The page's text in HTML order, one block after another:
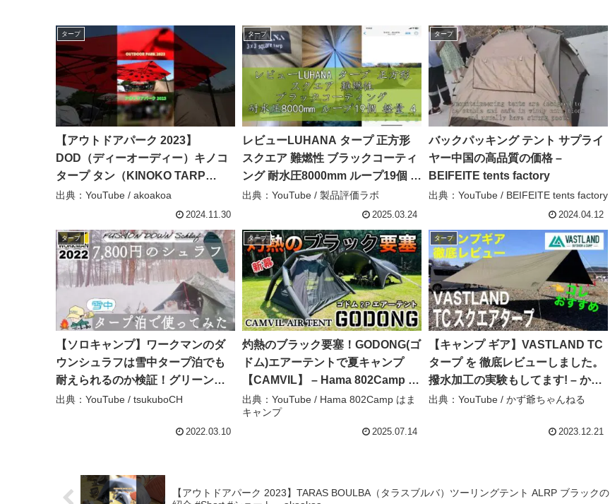
タープ
【アウトドアパーク 2023】
DOD（ディーオーディー）キノコ
タープ タン（KINOKO TARP
TAN）TT5-928-TN 自立式ワンタッ
チタープの紹介 #Short #ショート
– akoakoa
出典：YouTube / akoakoa
2024.11.30
タープ
レビューLUHANA タープ 正方形
スクエア 難燃性 ブラックコーティ
ング 耐水圧8000mm ループ19個 軽
量 4mx4m / 3.5mx3.5m / 3mx3m
((難燃性ブラックコーティング – 製
品評価ラボ
出典：YouTube / 製品評価ラボ
2025.03.24
タープ
バックパッキング テント サプライ
ヤー中国の高品質の価格 –
BEIFEITE tents factory
出典：YouTube / BEIFEITE tents factory
2024.04.12
タープ
【ソロキャンプ】ワークマンのダ
ウンシュラフは雪中タープ泊でも
耐えられるのか検証！グリーンシ
ートキャンプ2022解禁！！【雪中
出典：YouTube / tsukuboCH
2022.03.10
タープ
灼熱のブラック要塞！GODONG(ゴ
ドム)エアーテントで夏キャンプ
【CAMVIL】 – Hama 802Camp は
まキャンプ
出典：YouTube / Hama 802Camp はま
キャンプ
2025.07.14
タープ
【キャンプ ギア】VASTLAND TC
タープ を 徹底レビューしました。
撥水加工の実験もしてます! – かず
爺ちゃんねる
出典：YouTube / かず爺ちゃんねる
2023.12.21
【アウトドアパーク 2023】TARAS BOULBA（タラスブルバ）ツーリングテント ALRP ブラックの